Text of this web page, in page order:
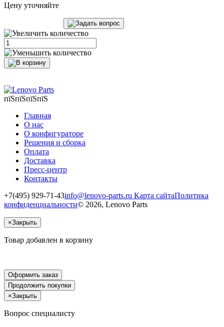
Цену уточняйте
пїЅпїЅпїЅпїЅ
Главная
О нас
О конфигураторе
Решения и сборка
Оплата
Доставка
Пресс-центр
Контакты
+7(495) 929-71-43info@lenovo-parts.ru Карта сайтаПолитика
конфиденциальности© 2026, Lenovo Parts
×Закрыть
Товар добавлен в корзину
Оформить заказ
Продолжить покупки
×Закрыть
Вопрос специалисту